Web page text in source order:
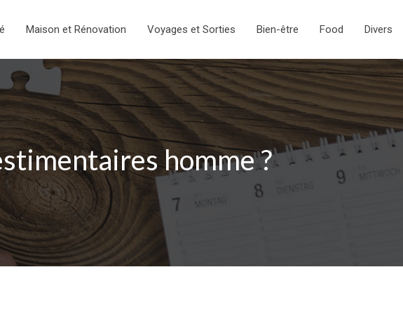
Maison et Rénovation Voyages et Sorties Bien-être Food Divers
homme ?